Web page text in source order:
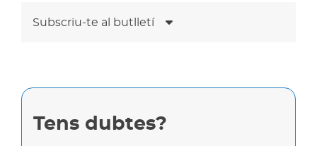
Subscriu-te al butlletí
Tens dubtes?